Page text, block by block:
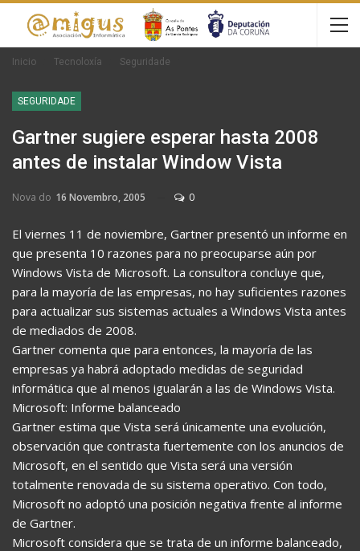
Inicio Tecnoloxía Seguridade
SEGURIDADE
Gartner sugiere esperar hasta 2008
antes de instalar Window Vista
Nova do 16 Novembro, 2005 0
El viernes 11 de noviembre, Gartner presentó un informe en
que presenta 10 razones para no preocuparse aún por
Windows Vista de Microsoft. La consultora concluye que,
para la mayoría de las empresas, no hay suficientes razones
para actualizar sus sistemas actuales a Windows Vista antes
de mediados de 2008.
Gartner comenta que para entonces, la mayoría de las
empresas ya habrá adoptado medidas de seguridad
informática que al menos igualarán a las de Windows Vista.
Microsoft: Informe balanceado
Gartner estima que Vista será únicamente una evolución,
observación que contrasta fuertemente con los anuncios de
Microsoft, en el sentido que Vista será una versión
totalmente renovada de su sistema operativo. Con todo,
Microsoft no adoptó una posición negativa frente al informe
de Gartner.
Microsoft considera que se trata de un informe balanceado,